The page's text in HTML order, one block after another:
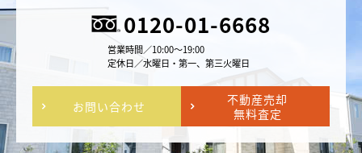
0120-01-6668
営業時間／10:00～19:00
定休日／水曜日・第一、第三火曜日
お問い合わせ
不動産売却
無料査定